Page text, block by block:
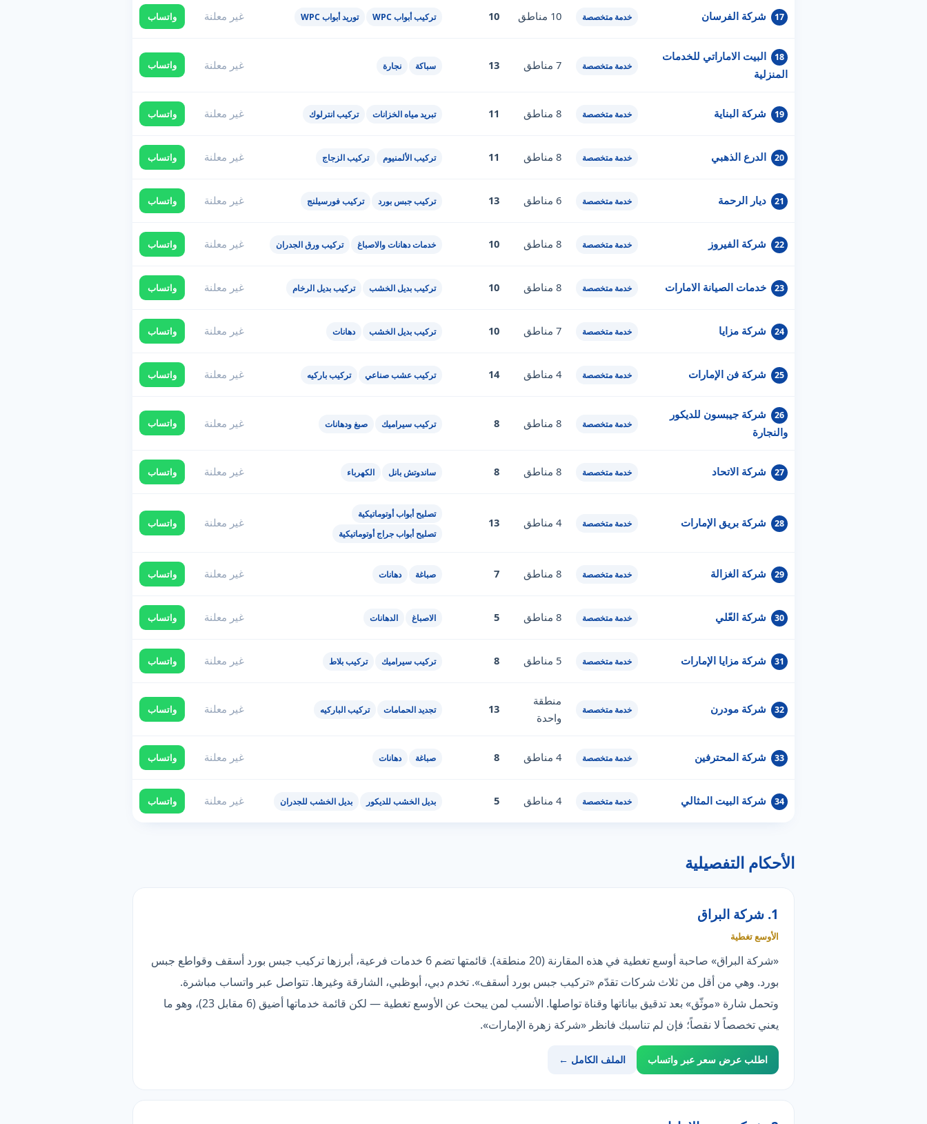
17 شركة الفرسان خدمة متخصصة 10 مناطق 10 تركيب أبواب WPC توريد أبواب WPC غير معلنة واتساب
18
البيت الاماراتي للخدمات
المنزلية
خدمة متخصصة 7 مناطق 13 سباكة نجارة غير معلنة واتساب
19 شركة البناية خدمة متخصصة 8 مناطق 11 تبريد مياه الخزانات تركيب انترلوك غير معلنة واتساب
20 الدرع الذهبي خدمة متخصصة 8 مناطق 11 تركيب الألمنيوم تركيب الزجاج غير معلنة واتساب
21 ديار الرحمة خدمة متخصصة 6 مناطق 13 تركيب جبس بورد تركيب فورسيلنج غير معلنة واتساب
22 شركة الفيروز خدمة متخصصة 8 مناطق 10 خدمات دهانات والاصباغ تركيب ورق الجدران غير معلنة واتساب
23 خدمات الصيانة الامارات خدمة متخصصة 8 مناطق 10 تركيب بديل الخشب تركيب بديل الرخام غير معلنة واتساب
24 شركة مزايا خدمة متخصصة 7 مناطق 10 تركيب بديل الخشب دهانات غير معلنة واتساب
25 شركة فن الإمارات خدمة متخصصة 4 مناطق 14 تركيب عشب صناعي تركيب باركيه غير معلنة واتساب
26
شركة جيبسون للديكور
والنجارة
خدمة متخصصة 8 مناطق 8 تركيب سيراميك صبغ ودهانات غير معلنة واتساب
27 شركة الاتحاد خدمة متخصصة 8 مناطق 8 ساندوتش بانل الكهرباء غير معلنة واتساب
28 شركة بريق الإمارات خدمة متخصصة 4 مناطق 13
تصليح أبواب أوتوماتيكية
تصليح أبواب جراج أوتوماتيكية
غير معلنة واتساب
29 شركة الغزالة خدمة متخصصة 8 مناطق 7 صباغة دهانات غير معلنة واتساب
30 شركة العّلي خدمة متخصصة 8 مناطق 5 الاصباغ الدهانات غير معلنة واتساب
31 شركة مزايا الإمارات خدمة متخصصة 5 مناطق 8 تركيب سيراميك تركيب بلاط غير معلنة واتساب
32 شركة مودرن خدمة متخصصة
منطقة
واحدة
13 تجديد الحمامات تركيب الباركيه غير معلنة واتساب
33 شركة المحترفين خدمة متخصصة 4 مناطق 8 صباغة دهانات غير معلنة واتساب
34 شركة البيت المثالي خدمة متخصصة 4 مناطق 5 بديل الخشب للديكور بديل الخشب للجدران غير معلنة واتساب
الأحكام التفصيلية
1. شركة البراق
الأوسع تغطية
«شركة البراق» صاحبة أوسع تغطية في هذه المقارنة (20 منطقة). قائمتها تضم 6 خدمات فرعية، أبرزها تركيب جبس بورد أسقف وقواطع جبس
بورد. وهي من أقل من ثلاث شركات تقدّم «تركيب جبس بورد أسقف». تخدم دبي، أبوظبي، الشارقة وغيرها. تتواصل عبر واتساب مباشرة.
وتحمل شارة «موثّق» بعد تدقيق بياناتها وقناة تواصلها. الأنسب لمن يبحث عن الأوسع تغطية — لكن قائمة خدماتها أضيق (6 مقابل 23)، وهو ما
يعني تخصصاً لا نقصاً؛ فإن لم تناسبك فانظر «شركة زهرة الإمارات».
اطلب عرض سعر عبر واتساب الملف الكامل ←